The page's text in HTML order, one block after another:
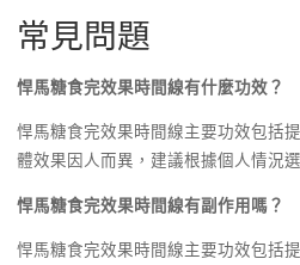
常見問題
悍馬糖食完效果時間線有什麼功效？
悍馬糖食完效果時間線主要功效包括
體效果因人而異，建議根據個人情況
悍馬糖食完效果時間線有副作用嗎？
悍馬糖食完效果時間線主要功效包括